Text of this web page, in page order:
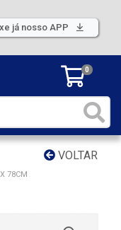
já nosso APP
0
VOLTAR
78CM